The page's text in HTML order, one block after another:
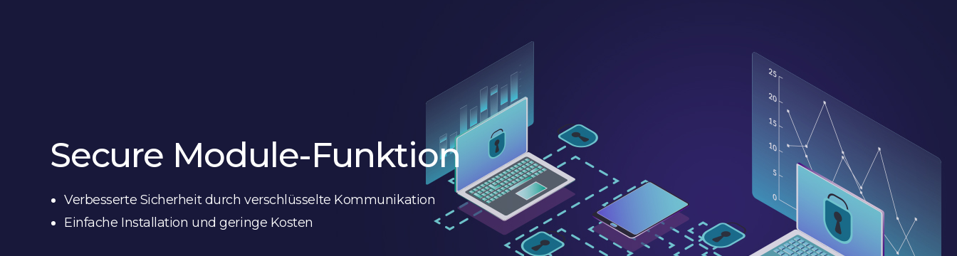
Secure Module-Funktion
Verbesserte Sicherheit durch verschlüsselte Kommunikation
Einfache Installation und geringe Kosten